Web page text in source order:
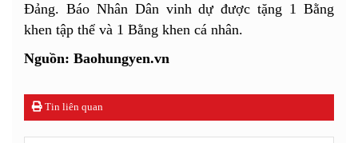
Đảng. Báo Nhân Dân vinh dự được tặng 1 Bằng
khen tập thể và 1 Bằng khen cá nhân.
Nguồn: Baohungyen.vn
Tin liên quan